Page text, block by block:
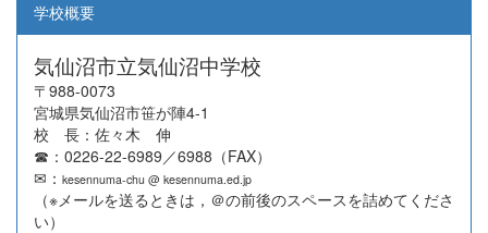
学校概要
気仙沼市立気仙沼中学校
〒988-0073
宮城県気仙沼市笹が陣4-1
校 長：佐々木 伸
☎：0226-22-6989／6988（FAX）
✉： kesennuma-chu @ kesennuma.ed.jp
（※メールを送るときは，＠の前後のスペースを詰めてくださ
い）